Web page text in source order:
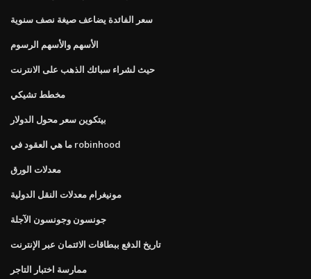
سعر الفائدة يضاعف صيغة نصف سنوية
الأسهم والأسهم الرسوم
حيث لشراء سبائك الذهب على الانترنت
مخطط تشيكي
بيتكوين سعر محول الدولار
ما هي العقود في robinhood
معدلات الورق
مونيغرام معدلات النقل الدولية
جونسون وجونسون الآجلة
تاريخ الدفع ببطاقات الائتمان عبر الإنترنت
ممارسة اختبار التاجر